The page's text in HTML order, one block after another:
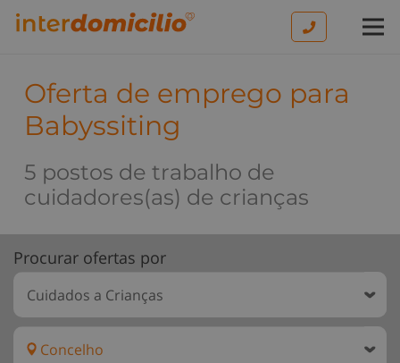
Oferta de emprego para
Babyssiting
5 postos de trabalho de
cuidadores(as) de crianças
Procurar ofertas por